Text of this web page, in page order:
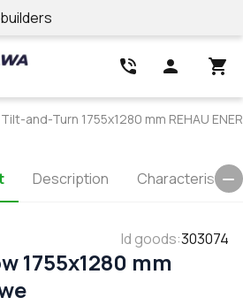
Tilt-and-Turn 1755x1280 mm REHAU
Description Characteristics
Id goods:303074
1755x1280 mm